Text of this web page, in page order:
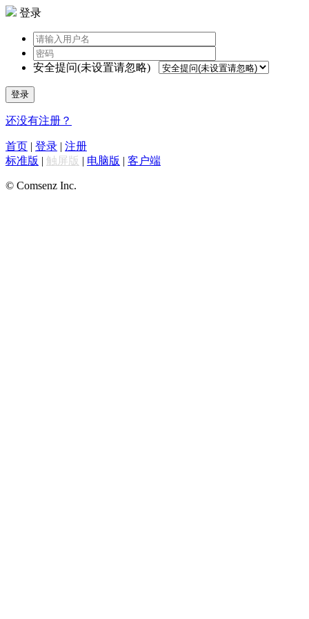
登录
安全提问(未设置请忽略)
登录
还没有注册？
首页 | 登录 | 注册
标准版 | 触屏版 | 电脑版 | 客户端
© Comsenz Inc.